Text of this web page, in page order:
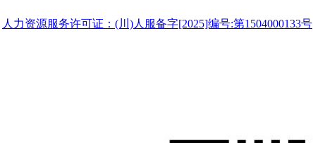
人力资源服务许可证：(川)人服备字[2025]编号:第1504000133号